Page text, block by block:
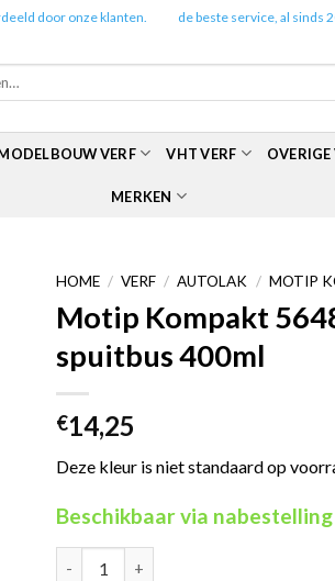
door onze klanten. de beste service, al sinds
VERF VHT VERF OVERIGE
MERKEN
HOME / VERF / AUTOLAK / MOTIP
Motip Kompakt
spuitbus 400ml
€14,25
Deze kleur is niet standaard op
Beschikbaar via nabestelling